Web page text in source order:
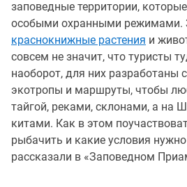
заповедные территории,
особыми охранными режимами.
краснокнижные растения и
совсем не значит, что туристы
наоборот, для них разработаны
экотропы и маршруты, чтобы
тайгой, реками, склонами, а на
китами. Как в этом
рыбачить и какие условия
рассказали в «Заповедном